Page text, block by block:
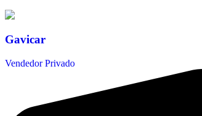
Gavicar
Vendedor Privado